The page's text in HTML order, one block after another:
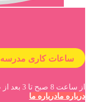
ساعات کاری مدرسه
از ساعت 8 صبح تا 3 بعد از ظهر ( شنبه تا پنجشنبه )
درباره مادرباره ما